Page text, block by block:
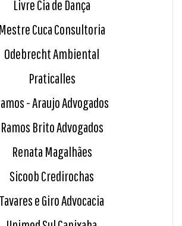
Livre Cia de Dança
Mestre Cuca Consultoria
Odebrecht Ambiental
Praticalles
- Araujo Advogados
Ramos Brito Advogados
Renata Magalhães
Sicoob Credirochas
Tavares e Giro Advocacia